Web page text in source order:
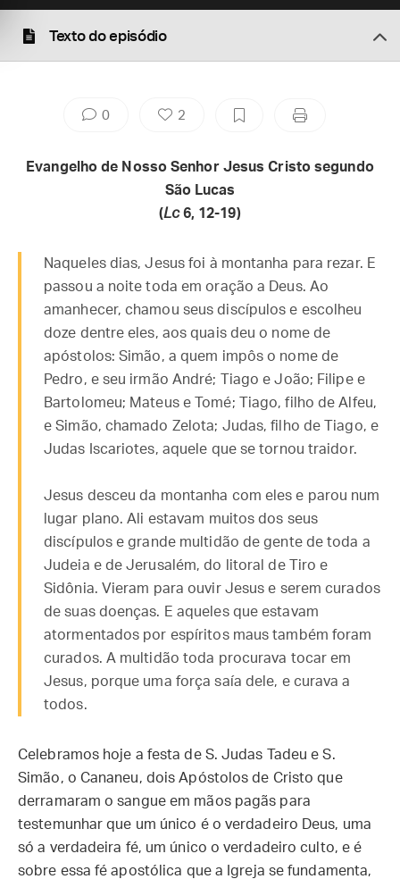
Texto do episódio
0 2
Evangelho de Nosso Senhor Jesus Cristo segundo
São Lucas
(Lc6, 12-19)
Naqueles dias, Jesus foi à montanha para rezar. E
passou a noite toda em oração a Deus. Ao
amanhecer, chamou seus discípulos e escolheu
doze dentre eles, aos quais deu o nome de
apóstolos: Simão, a quem impôs o nome de
Pedro, e seu irmão André; Tiago e João; Filipe e
Bartolomeu; Mateus e Tomé; Tiago, filho de Alfeu,
e Simão, chamado Zelota; Judas, filho de Tiago, e
Judas Iscariotes, aquele que se tornou traidor.
Jesus desceu da montanha com eles e parou num
lugar plano. Ali estavam muitos dos seus
discípulos e grande multidão de gente de toda a
Judeia e de Jerusalém, do litoral de Tiro e
Sidônia. Vieram para ouvir Jesus e serem curados
de suas doenças. E aqueles que estavam
atormentados por espíritos maus também foram
curados. A multidão toda procurava tocar em
Jesus, porque uma força saía dele, e curava a
todos.
Celebramos hoje a festa de S. Judas Tadeu e S.
Simão, o Cananeu, dois Apóstolos de Cristo que
derramaram o sangue em mãos pagãs para
testemunhar que um único é o verdadeiro Deus, uma
só a verdadeira fé, um único o verdadeiro culto, e é
sobre essa fé apostólica que a Igreja se fundamenta,